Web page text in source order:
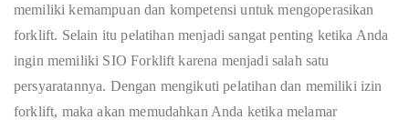
memiliki kemampuan dan kompetensi untuk mengoperasikan
forklift. Selain itu pelatihan menjadi sangat penting ketika Anda
ingin memiliki SIO Forklift karena menjadi salah satu
persyaratannya. Dengan mengikuti pelatihan dan memiliki izin
forklift, maka akan memudahkan Anda ketika melamar